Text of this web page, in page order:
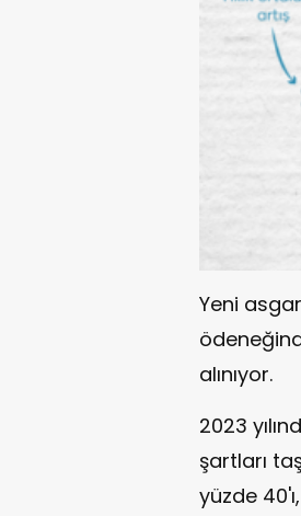
Yeni
alınıyor.
2023
şartları
yüzde